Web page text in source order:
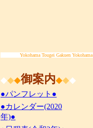
Yokohama Tougei Gakuen
◆◆◆御案内◆◆◆
●パンフレット●
●カレンダー(2020
年)●